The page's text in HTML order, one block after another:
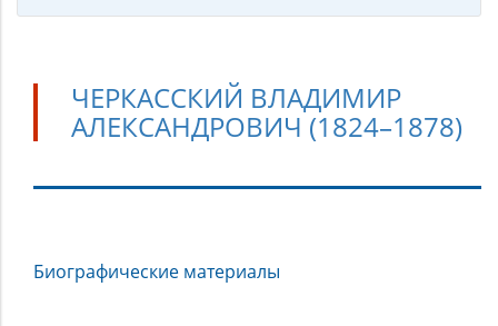
ЧЕРКАССКИЙ ВЛАДИМИР
АЛЕКСАНДРОВИЧ (1824–1878)
Владимир
Биографические материалы